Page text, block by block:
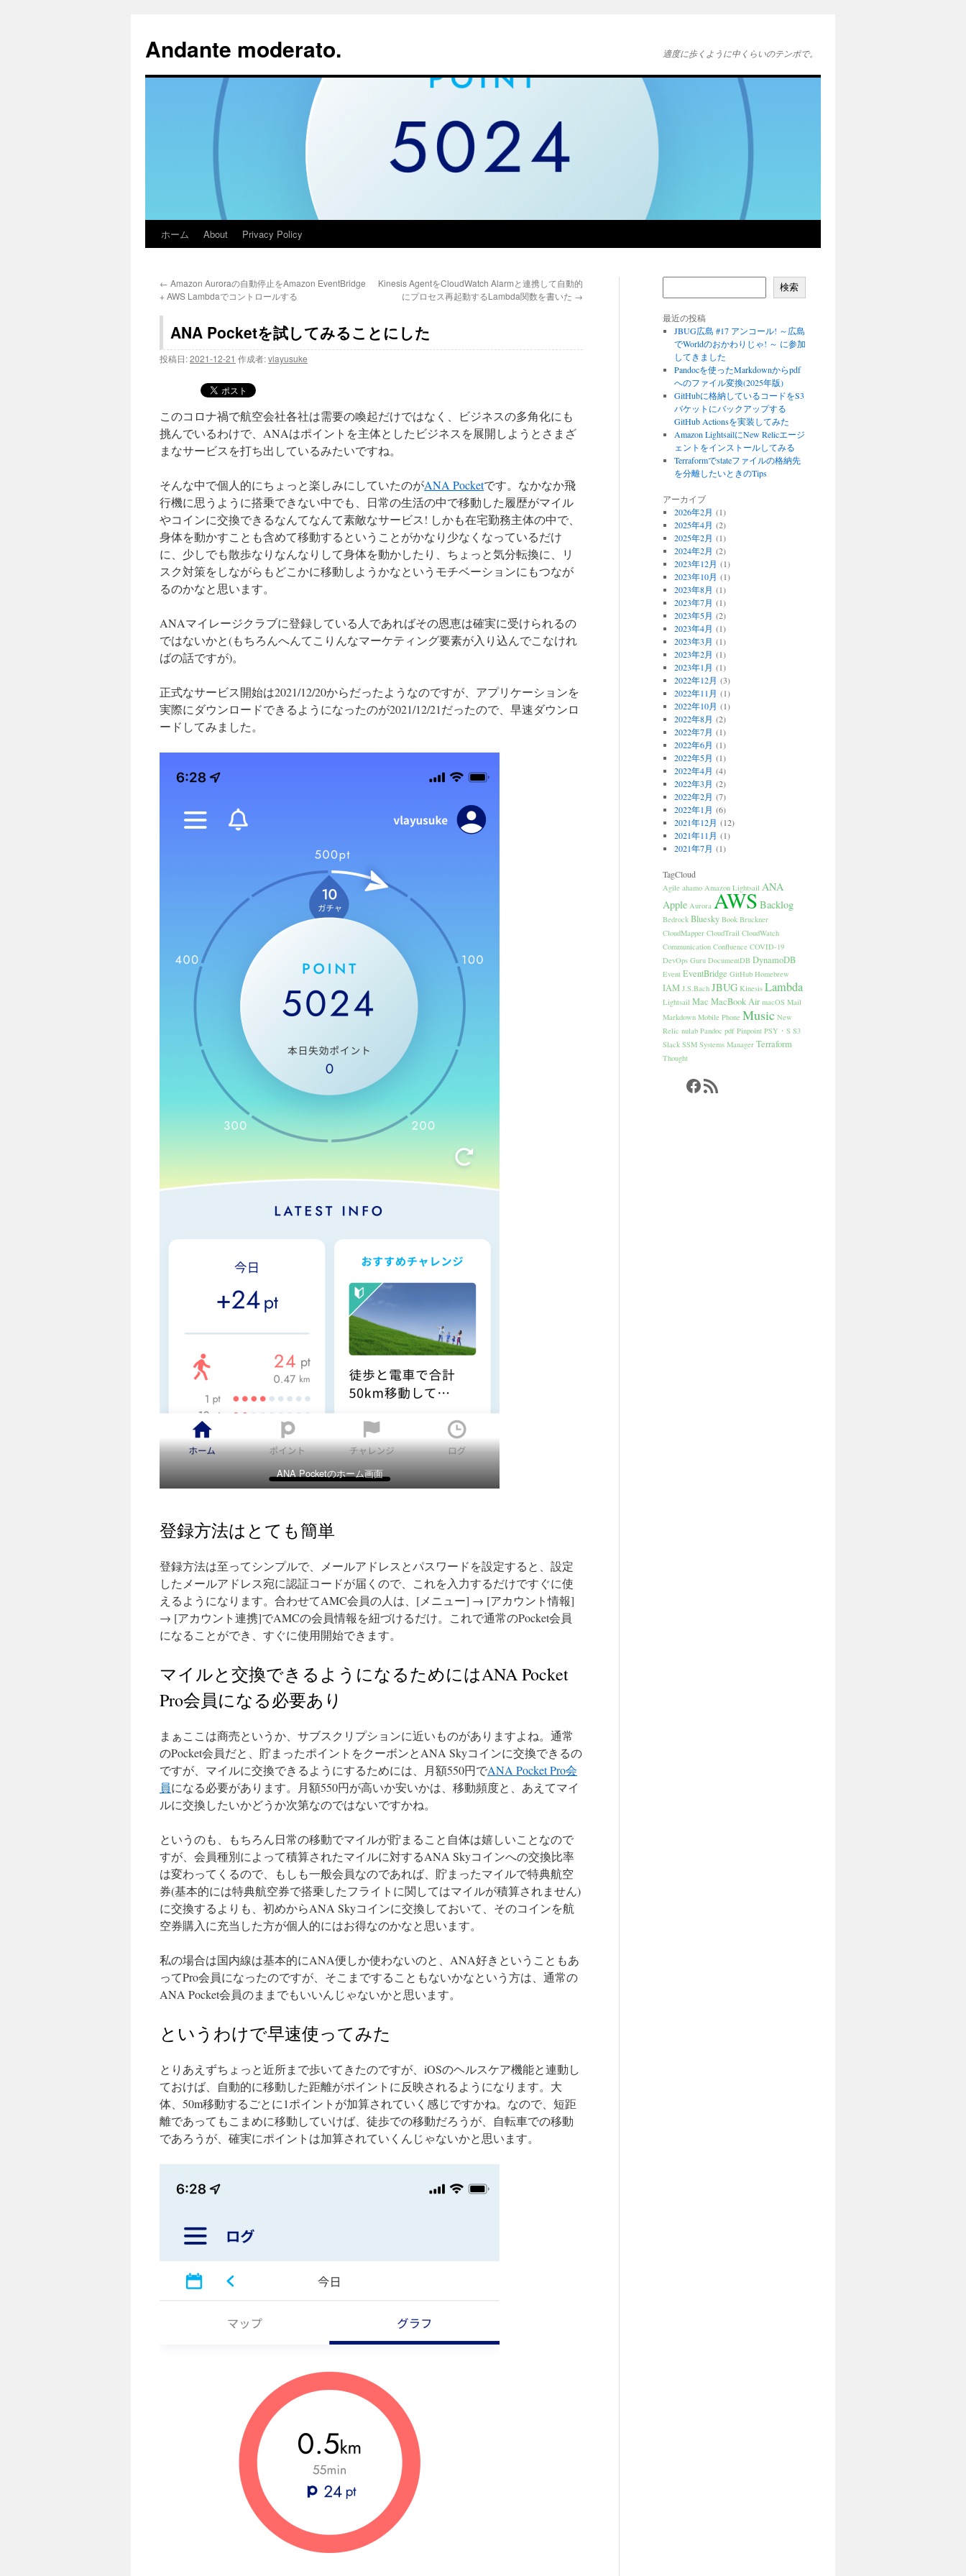
テ
ン
Andante moderato. 適度に歩くように中くらいのテンポで。
ホーム About Privacy Policy
← Amazon Auroraの自動停止をAmazon EventBridge
+ AWS Lambdaでコントロールする
Kinesis AgentをCloudWatch Alarmと連携して自動的
にプロセス再起動するLambda関数を書いた →
ANA Pocketを試してみることにした
投稿日:2021-12-21 作成者:vlayusuke
このコロナ禍で航空会社各社は需要の喚起だけではなく、ビジネスの多角化にも
挑んでいるわけで、ANAはポイントを主体としたビジネスを展開しようとさまざ
まなサービスを打ち出しているみたいですね。
そんな中で個人的にちょっと楽しみにしていたのがANA Pocketです。なかなか飛
行機に思うように搭乗できない中でも、日常の生活の中で移動した履歴がマイル
やコインに交換できるなんてなんて素敵なサービス! しかも在宅勤務主体の中で、
身体を動かすことも含めて移動するということがかなり少なくなっているだけ
に、少しでも散歩なりなんなりして身体を動かしたり、ちょっと気分転換に、リ
スク対策をしながらもどこかに移動しようかなというモチベーションにもつなが
るのかなと思います。
ANAマイレージクラブに登録している人であればその恩恵は確実に受けられるの
ではないかと(もちろんへんてこりんなマーケティング要素が入り込んでこなけれ
ばの話ですが)。
正式なサービス開始は2021/12/20からだったようなのですが、アプリケーションを
実際にダウンロードできるようになったのが2021/12/21だったので、早速ダウンロ
ードしてみました。
ANA Pocketのホーム画面
登録方法はとても簡単
登録方法は至ってシンプルで、メールアドレスとパスワードを設定すると、設定
したメールアドレス宛に認証コードが届くので、これを入力するだけですぐに使
えるようになります。合わせてAMC会員の人は、[メニュー] → [アカウント情報]
→ [アカウント連携]でAMCの会員情報を紐づけるだけ。これで通常のPocket会員
になることができ、すぐに使用開始できます。
マイルと交換できるようになるためにはANA Pocket
Pro会員になる必要あり
まぁここは商売というか、サブスクリプションに近いものがありますよね。通常
のPocket会員だと、貯まったポイントをクーボンとANA Skyコインに交換できるの
ですが、マイルに交換できるようにするためには、月額550円でANA Pocket Pro会
員になる必要があります。月額550円が高いか安いかは、移動頻度と、あえてマイ
ルに交換したいかどうか次第なのではないですかね。
というのも、もちろん日常の移動でマイルが貯まること自体は嬉しいことなので
すが、会員種別によって積算されたマイルに対するANA Skyコインへの交換比率
は変わってくるので、もしも一般会員なのであれば、貯まったマイルで特典航空
券(基本的には特典航空券で搭乗したフライトに関してはマイルが積算されません)
に交換するよりも、初めからANA Skyコインに交換しておいて、そのコインを航
空券購入に充当した方が個人的にはお得なのかなと思います。
私の場合は国内線は基本的にANA便しか使わないのと、ANA好きということもあ
ってPro会員になったのですが、そこまですることもないかなという方は、通常の
ANA Pocket会員のままでもいいんじゃないかと思います。
というわけで早速使ってみた
とりあえずちょっと近所まで歩いてきたのですが、iOSのヘルスケア機能と連動し
ておけば、自動的に移動した距離がポイントに反映されるようになります。大
体、50m移動するごとに1ポイントが加算されていく感じですかね。なので、短距
離であってもこまめに移動していけば、徒歩での移動だろうが、自転車での移動
であろうが、確実にポイントは加算されていくんじゃないかと思います。
検索
最近の投稿
JBUG広島 #17 アンコール! ～広島
でWorldのおかわりじゃ! ～ に参加
してきました
Pandocを使ったMarkdownからpdf
へのファイル変換(2025年版)
GitHubに格納しているコードをS3
バケットにバックアップする
GitHub Actionsを実装してみた
Amazon LightsailにNew Relicエージ
ェントをインストールしてみる
Terraformでstateファイルの格納先
を分離したいときのTips
アーカイブ
2026年2月 (1)
2025年4月 (2)
2025年2月 (1)
2024年2月 (2)
2023年12月 (1)
2023年10月 (1)
2023年8月 (1)
2023年7月 (1)
2023年5月 (2)
2023年4月 (1)
2023年3月 (1)
2023年2月 (1)
2023年1月 (1)
2022年12月 (3)
2022年11月 (1)
2022年10月 (1)
2022年8月 (2)
2022年7月 (1)
2022年6月 (1)
2022年5月 (1)
2022年4月 (4)
2022年3月 (2)
2022年2月 (7)
2022年1月 (6)
2021年12月 (12)
2021年11月 (1)
2021年7月 (1)
TagCloud
Agile ahamo Amazon Lightsail ANA
Apple Aurora AWS Backlog
Bedrock Bluesky Book Bruckner
CloudMapper CloudTrail CloudWatch
Communication Confluence COVID-19
DevOps Guru DocumentDB DynamoDB
Event EventBridge GitHub Homebrew
IAM J.S.Bach JBUG Kinesis Lambda
Lightsail Mac MacBook Air macOS Mail
Markdown Mobile Phone Music New
Relic nulab Pandoc pdf Pinpoint PSY・S S3
Slack SSM Systems Manager Terraform
Thought
Facebook
RSS フィード